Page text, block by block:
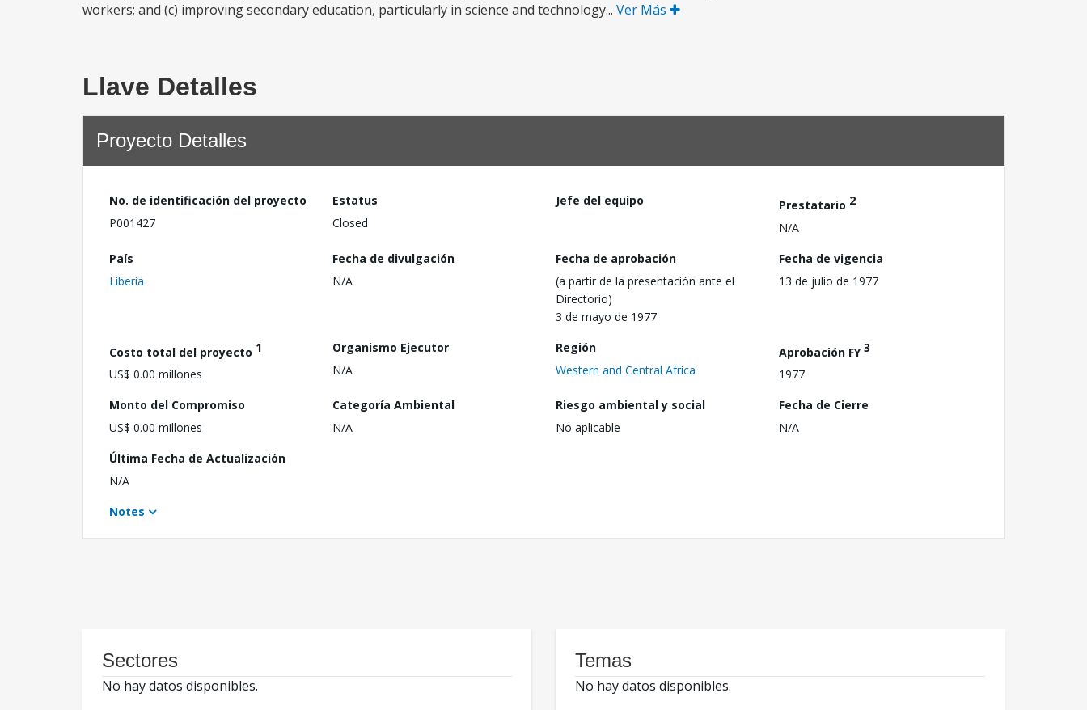
workers; and (c) improving secondary education, particularly in science and technology... Ver Más
Llave Detalles
Proyecto Detalles
No. de identificación del proyecto
P001427
Estatus
Closed
Jefe del equipo Prestatario 2
N/A
País
Liberia
Fecha de divulgación
N/A
Fecha de aprobación
(a partir de la presentación ante el
Directorio)
3 de mayo de 1977
Fecha de vigencia
13 de julio de 1977
Costo total del proyecto 1
US$ 0.00 millones
Organismo Ejecutor
N/A
Región
Western and Central Africa
Aprobación FY3
1977
Monto del Compromiso
US$ 0.00 millones
Categoría Ambiental
N/A
Riesgo ambiental y social
No aplicable
Fecha de Cierre
N/A
Última Fecha de Actualización
N/A
Notes
Sectores
No hay datos disponibles.
Temas
No hay datos disponibles.